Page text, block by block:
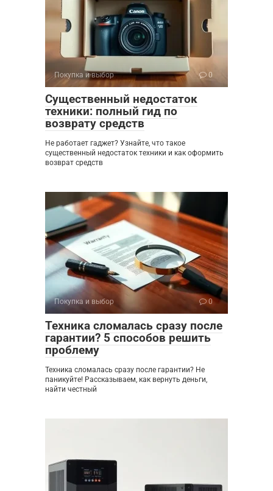
Покупка и выбор 0
Существенный недостаток
техники: полный гид по
возврату средств
Не работает гаджет? Узнайте, что такое
существенный недостаток техники и как оформить
возврат средств
Покупка и выбор 0
Техника сломалась сразу после
гарантии? 5 способов решить
проблему
Техника сломалась сразу после гарантии? Не
паникуйте! Рассказываем, как вернуть деньги,
найти честный